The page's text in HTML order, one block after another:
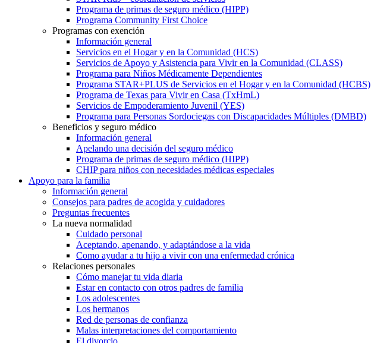
Programa de primas de seguro médico (HIPP)
Programa Community First Choice
Programas con exención
Información general
Servicios en el Hogar y en la Comunidad (HCS)
Servicios de Apoyo y Asistencia para Vivir en la Comunidad (CLASS)
Programa para Niños Médicamente Dependientes
Programa STAR+PLUS de Servicios en el Hogar y en la Comunidad (HCBS)
Programa de Texas para Vivir en Casa (TxHmL)
Servicios de Empoderamiento Juvenil (YES)
Programa para Personas Sordociegas con Discapacidades Múltiples (DMBD)
Beneficios y seguro médico
Información general
Apelando una decisión del seguro médico
Programa de primas de seguro médico (HIPP)
CHIP para niños con necesidades médicas especiales
Apoyo para la familia
Información general
Consejos para padres de acogida y cuidadores
Preguntas frecuentes
La nueva normalidad
Cuidado personal
Aceptando, apenando, y adaptándose a la vida
Como ayudar a tu hijo a vivir con una enfermedad crónica
Relaciones personales
Cómo manejar tu vida diaria
Estar en contacto con otros padres de familia
Los adolescentes
Los hermanos
Red de personas de confianza
Malas interpretaciones del comportamiento
El divorcio